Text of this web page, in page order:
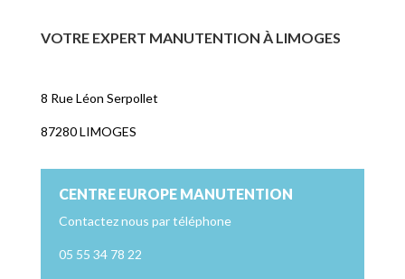
VOTRE EXPERT MANUTENTION À LIMOGES
8 Rue Léon Serpollet
87280 LIMOGES
CENTRE EUROPE MANUTENTION
Contactez nous par téléphone
05 55 34 78 22